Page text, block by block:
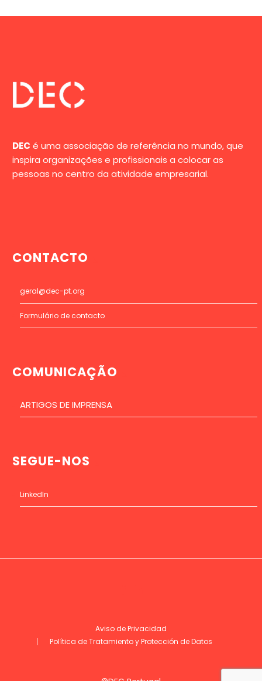
DEC é uma associação de referência no mundo, que
inspira organizações e profissionais a colocar as
pessoas no centro da atividade empresarial.
CONTACTO
geral@dec-pt.org
Formulário de contacto
COMUNICAÇÃO
ARTIGOS DE IMPRENSA
SEGUE-NOS
LinkedIn
Aviso de Privacidad
Política de Tratamiento y Protección de Datos